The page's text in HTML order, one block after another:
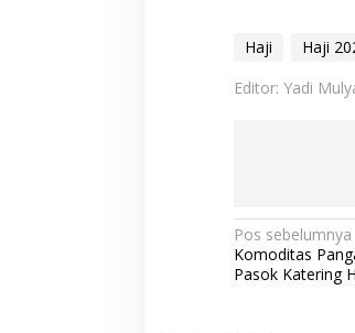
Haji Haji
Editor: Yadi
N
a
Pos sebelumnya
Komoditas
Pasok Katering